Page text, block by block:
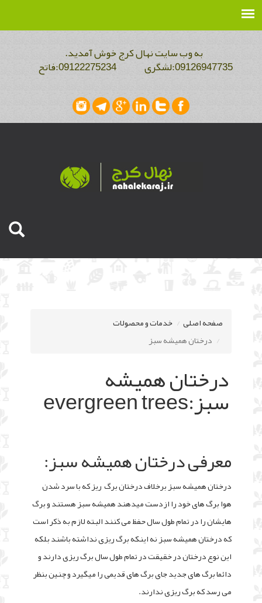
به وب سایت نهال کرج خوش آمدید.
صفحه اصلی
خدمات و محصولات
درختان همیشه سبز
درختان همیشه
سبز:evergreen trees
معرفی درختان همیشه سبز:
درختان همیشه سبز برخلاف درختان برگ ریز که با سرد شدن
هوا برگ های خود را ازدست میدهند همیشه سبز هستند و برگ
هایشان را در تمام طول سال حفظ می کنند البته لازم به ذکر است
که درختان همیشه سبز نه اینکه برگ ریزی نداشته باشند بلکه
این نوع درختان در خقیقت در تمام طول سال برگ ریزی دارند و
دائما برگ های جدید جای برگ های قدیمی را میگیرد و چنین بنظر
می رسد که برگ ریزی ندارند.